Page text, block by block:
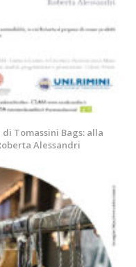
Tomassini Bags: alla
Alessandri